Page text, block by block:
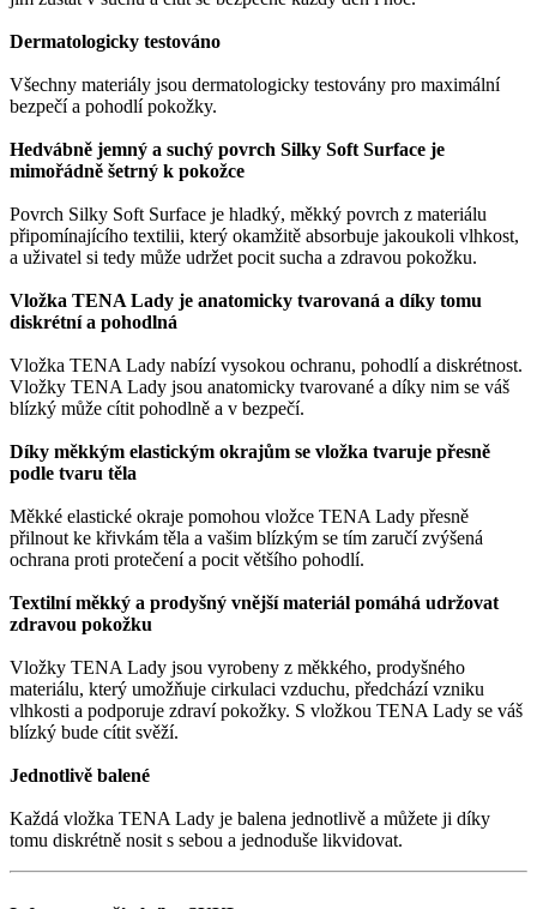
Dermatologicky testováno
Všechny materiály jsou dermatologicky testovány pro maximální
bezpečí a pohodlí pokožky.
Hedvábně jemný a suchý povrch Silky Soft Surface je
mimořádně šetrný k pokožce
Povrch Silky Soft Surface je hladký, měkký povrch z materiálu
připomínajícího textilii, který okamžitě absorbuje jakoukoli vlhkost,
a uživatel si tedy může udržet pocit sucha a zdravou pokožku.
Vložka TENA Lady je anatomicky tvarovaná a díky tomu
diskrétní a pohodlná
Vložka TENA Lady nabízí vysokou ochranu, pohodlí a diskrétnost.
Vložky TENA Lady jsou anatomicky tvarované a díky nim se váš
blízký může cítit pohodlně a v bezpečí.
Díky měkkým elastickým okrajům se vložka tvaruje přesně
podle tvaru těla
Měkké elastické okraje pomohou vložce TENA Lady přesně
přilnout ke křivkám těla a vašim blízkým se tím zaručí zvýšená
ochrana proti protečení a pocit většího pohodlí.
Textilní měkký a prodyšný vnější materiál pomáhá udržovat
zdravou pokožku
Vložky TENA Lady jsou vyrobeny z měkkého, prodyšného
materiálu, který umožňuje cirkulaci vzduchu, předchází vzniku
vlhkosti a podporuje zdraví pokožky. S vložkou TENA Lady se váš
blízký bude cítit svěží.
Jednotlivě balené
Každá vložka TENA Lady je balena jednotlivě a můžete ji díky
tomu diskrétně nosit s sebou a jednoduše likvidovat.